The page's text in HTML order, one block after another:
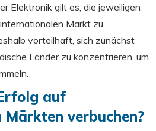
Elektronik gilt es, die jeweiligen
Markt zu
vorteilhaft, sich zunächst
Länder zu konzentrieren, um
auf
verbuchen?